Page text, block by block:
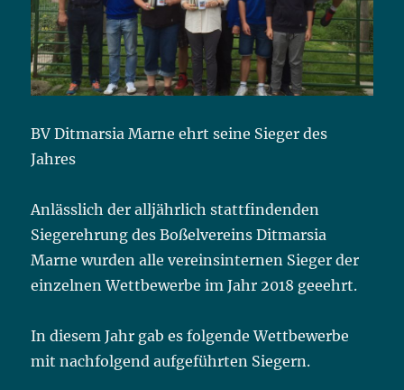
BV Ditmarsia Marne ehrt seine Sieger des
Jahres
Anlässlich der alljährlich stattfindenden
Siegerehrung des Boßelvereins Ditmarsia
Marne wurden alle vereinsinternen Sieger der
einzelnen Wettbewerbe im Jahr 2018 geeehrt.
In diesem Jahr gab es folgende Wettbewerbe
mit nachfolgend aufgeführten Siegern.